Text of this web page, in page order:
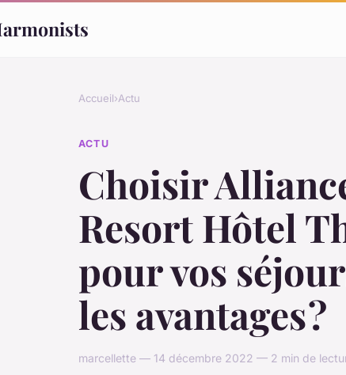
Accueil›Actu
ACTU
Choisir
Resort Hôtel
pour vos
les avantages ?
marcellette — 14 décembre 2022 — 2 min de